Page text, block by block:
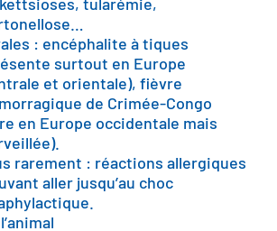
: encéphalite à tiques
surtout en Europe
et orientale), fièvre
de Crimée-Congo
en Europe occidentale mais
rarement : réactions allergiques
aller jusqu’au choc